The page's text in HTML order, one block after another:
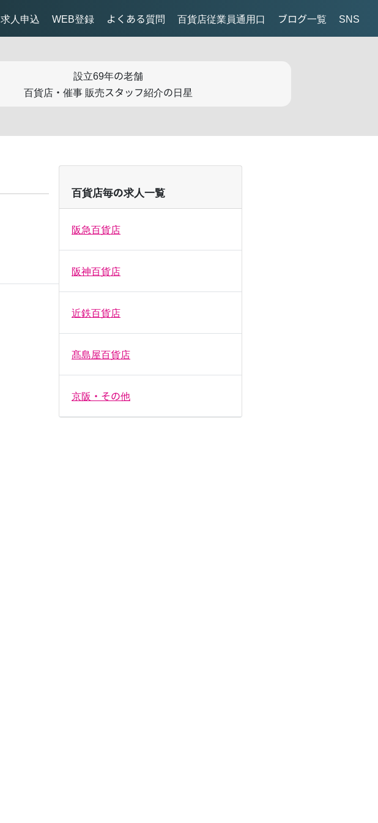
求人申込 WEB登録 よくある質問 百貨店従業員通用口 ブログ一覧 SNS
設立69年の老舗
百貨店・催事 販売スタッフ紹介の日星
百貨店毎の求人一覧
阪急百貨店
阪神百貨店
近鉄百貨店
髙島屋百貨店
京阪・その他